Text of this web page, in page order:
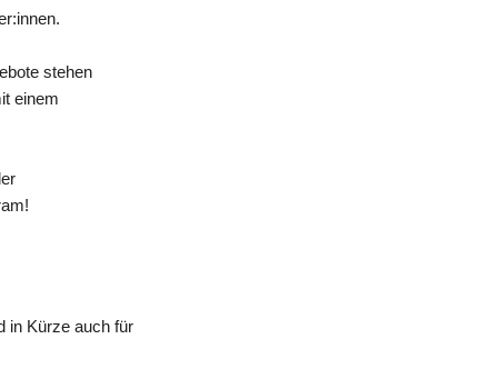
stehen
einem
in Kürze auch für